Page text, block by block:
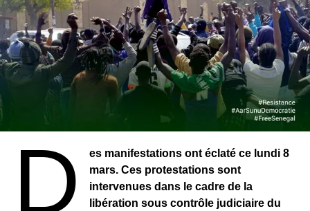
D
es manifestations ont éclaté ce lundi 8
mars. Ces protestations sont
intervenues dans le cadre de la
libération sous contrôle judiciaire du